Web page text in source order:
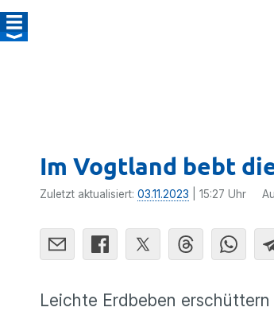
Im Vogtland bebt
Zuletzt aktualisiert: 03.11.2023 | 15:27 Uhr
Leichte Erdbeben